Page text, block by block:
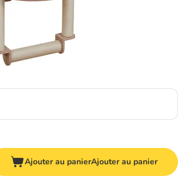
Ajouter au panierAjouter au panier